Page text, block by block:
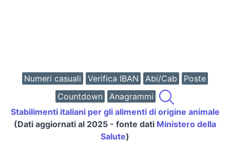
Numeri casuali Verifica IBAN Abi/Cab
Poste
Countdown
Anagrammi
Stabilimenti italiani per gli alimenti di origine animale
(Dati aggiornati al 2025 - fonte dati Ministero della
Salute)